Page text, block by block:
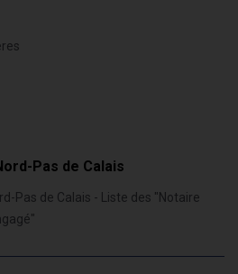
Pas de Calais
Pas de Calais - Liste des "Notaire